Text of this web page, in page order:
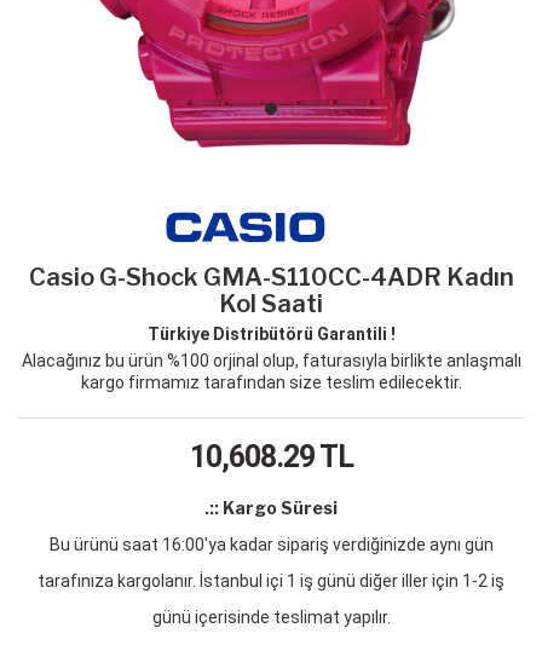
Casio G-Shock GMA-S110CC-4ADR Kadın
Kol Saati
Türkiye Distribütörü Garantili !
Alacağınız bu ürün %100 orjinal olup, faturasıyla birlikte anlaşmalı
kargo firmamız tarafından size teslim edilecektir.
10,608.29TL
.:: Kargo Süresi
Bu ürünü saat 16:00'ya kadar sipariş verdiğinizde aynı gün
tarafınıza kargolanır. İstanbul içi 1 iş günü diğer iller için 1-2 iş
günü içerisinde teslimat yapılır.